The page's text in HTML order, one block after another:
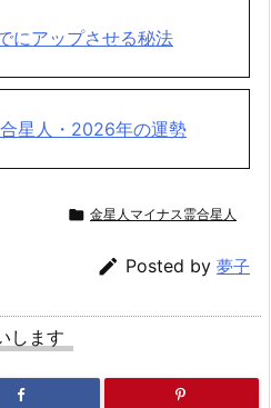
にアップさせる秘法
星人・2026年の運勢
 金星人マイナス霊合星人
 Posted by 夢子
します